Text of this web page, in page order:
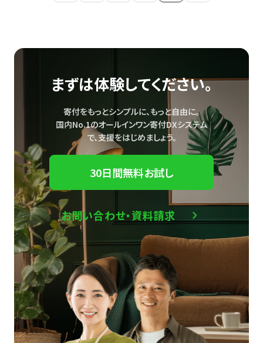
まずは体験してください。
寄付をもっとシンプルに、もっと自由に。
国内No.1のオールインワン寄付DXシステム
で、支援をはじめましょう。
30日間無料お試し
お問い合わせ・資料請求